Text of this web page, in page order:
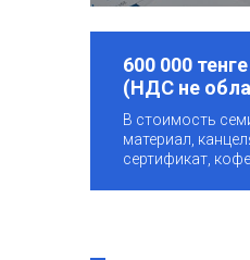
600 000
(НДС не
В стоимость
материал,
сертификат,